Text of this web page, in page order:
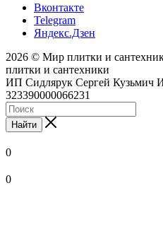
Вконтакте
Telegram
Яндекс.Дзен
2026 © Мир плитки и
плитки и сантехники
ИП Сидлярук Сергей
323390000066231
Найти
0
0